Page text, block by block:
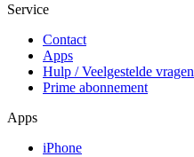
Service
Contact
Apps
Hulp / Veelgestelde vragen
Prime abonnement
Apps
iPhone